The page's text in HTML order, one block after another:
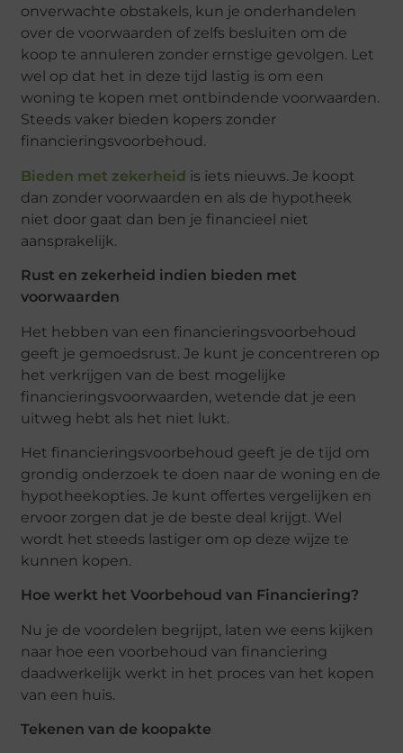
onverwachte obstakels, kun je onderhandelen
over de voorwaarden of zelfs besluiten om de
koop te annuleren zonder ernstige gevolgen. Let
wel op dat het in deze tijd lastig is om een
woning te kopen met ontbindende voorwaarden.
Steeds vaker bieden kopers zonder
financieringsvoorbehoud.
Bieden met zekerheid is iets nieuws. Je koopt
dan zonder voorwaarden en als de hypotheek
niet door gaat dan ben je financieel niet
aansprakelijk.
Rust en zekerheid indien bieden met
voorwaarden
Het hebben van een financieringsvoorbehoud
geeft je gemoedsrust. Je kunt je concentreren op
het verkrijgen van de best mogelijke
financieringsvoorwaarden, wetende dat je een
uitweg hebt als het niet lukt.
Het financieringsvoorbehoud geeft je de tijd om
grondig onderzoek te doen naar de woning en de
hypotheekopties. Je kunt offertes vergelijken en
ervoor zorgen dat je de beste deal krijgt. Wel
wordt het steeds lastiger om op deze wijze te
kunnen kopen.
Hoe werkt het Voorbehoud van Financiering?
Nu je de voordelen begrijpt, laten we eens kijken
naar hoe een voorbehoud van financiering
daadwerkelijk werkt in het proces van het kopen
van een huis.
Tekenen van de koopakte